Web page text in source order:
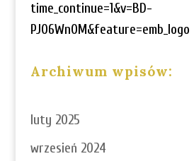
time_continue=1&v=BD-
PJ06Wn0M&feature=emb_logo
Archiwum wpisów:
luty 2025
wrzesień 2024